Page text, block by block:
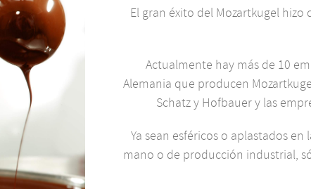
El gran éxito del Mozartkugel
Actualmente hay más de 10
Alemania que producen
Schatz y Hofbauer y las
Ya sean esféricos o aplastados
mano o de producción industrial,